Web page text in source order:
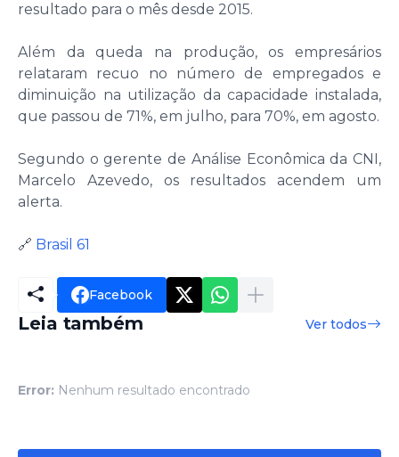
resultado para o mês desde 2015.
Além da queda na produção, os empresários
relataram recuo no número de empregados e
diminuição na utilização da capacidade instalada,
que passou de 71%, em julho, para 70%, em agosto.
Segundo o gerente de Análise Econômica da CNI,
Marcelo Azevedo, os resultados acendem um
alerta.
🔗 Brasil 61
Facebook
Leia também Ver todos
Error: Nenhum resultado encontrado